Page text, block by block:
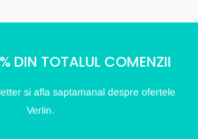
DIN TOTALUL COMENZII
si afla saptamanal despre ofertele
Verlin.